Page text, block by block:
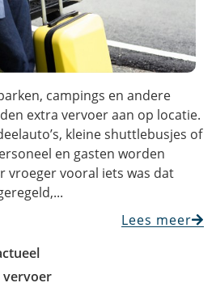
campings en andere
extra vervoer aan op locatie.
kleine shuttlebusjes of
en gasten worden
vroeger vooral iets was dat
Lees meer
vervoer